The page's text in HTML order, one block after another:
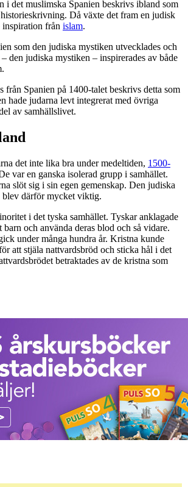
i det muslimska Spanien beskrivs ibland som
Då växte det fram en judisk
från islam.
som den judiska mystiken utvecklades och
den judiska mystiken – inspirerades av både
från Spanien på 1400-talet beskrivs detta som
hade judarna levt integrerat med övriga
av samhällslivet.
det inte lika bra under medeltiden, 1500-
var en ganska isolerad grupp i samhället.
slöt sig i sin egen gemenskap. Den judiska
därför mycket viktig.
i det tyska samhället. Tyskar anklagade
och använda deras blod och så vidare.
under många hundra år. Kristna kunde
att stjäla nattvardsbröd och sticka hål i det
betraktades av de kristna som